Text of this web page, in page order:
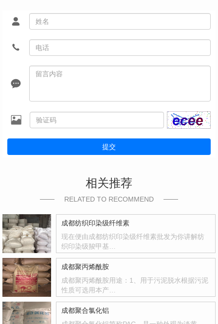
提交
相关推荐
RELATED TO RECOMMEND
成都纺织印染级纤维素
现在便由成都纺织印染级纤维素批发为你讲解纺
织印染级羧甲基…
成都聚丙烯酰胺
成都聚丙烯酰胺用途：1、用于污泥脱水根据污泥
性质可选用本产…
成都聚合氯化铝